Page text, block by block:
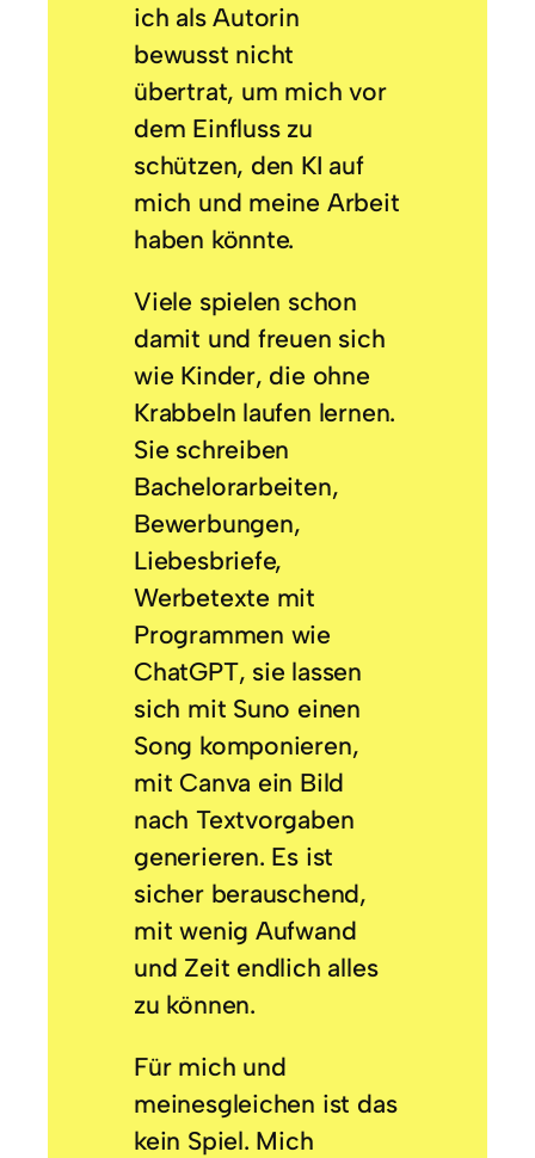
ich als Autorin
bewusst nicht
übertrat, um mich vor
dem Einfluss zu
schützen, den KI auf
mich und meine Arbeit
haben könnte.
Viele spielen schon
damit und freuen sich
wie Kinder, die ohne
Krabbeln laufen lernen.
Sie schreiben
Bachelorarbeiten,
Bewerbungen,
Liebesbriefe,
Werbetexte mit
Programmen wie
ChatGPT, sie lassen
sich mit Suno einen
Song komponieren,
mit Canva ein Bild
nach Textvorgaben
generieren. Es ist
sicher berauschend,
mit wenig Aufwand
und Zeit endlich alles
zu können.
Für mich und
meinesgleichen ist das
kein Spiel. Mich